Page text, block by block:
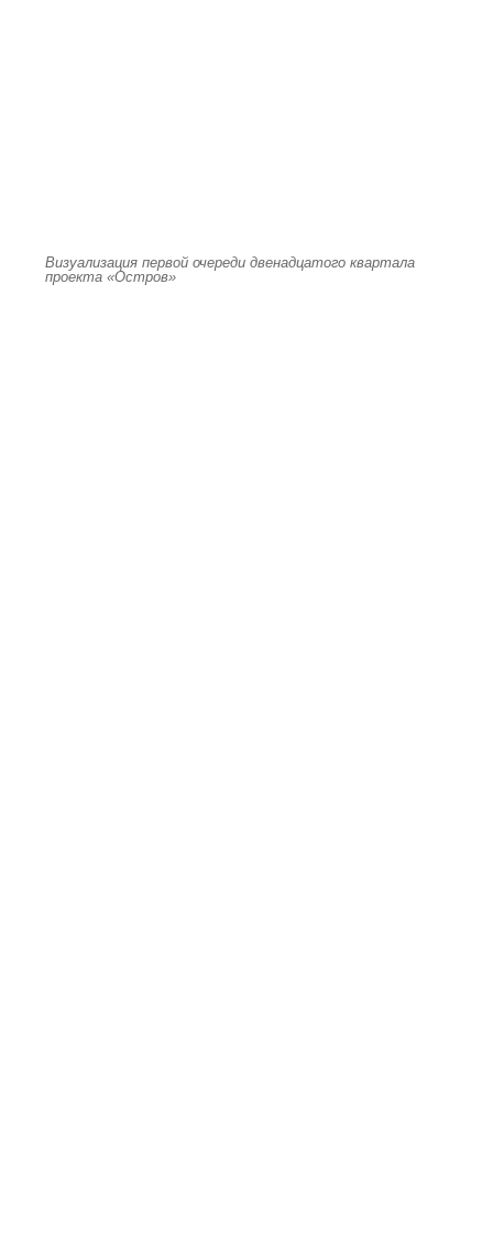
Визуализация первой очереди двенадцатого квартала
проекта «Остров»